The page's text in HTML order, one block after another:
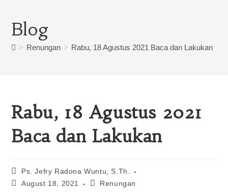
Blog
> Renungan > Rabu, 18 Agustus 2021 Baca dan Lakukan
Rabu, 18 Agustus 2021
Baca dan Lakukan
Ps. Jefry Radona Wuntu, S.Th.
August 18, 2021
Renungan